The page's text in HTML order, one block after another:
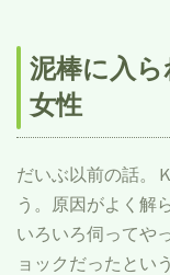
泥棒に入
女性
だいぶ以前の話。
う。原因がよく解
いろいろ伺ってや
ョックだったという